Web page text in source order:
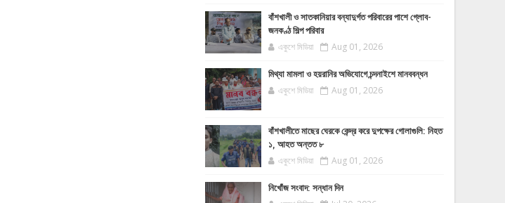
বাঁশখালী ও সাতকানিয়ার বন্যাদুর্গত পরিবারের পাশে গ্লোব-
জনকণ্ঠ শিল্প পরিবার
একুশে মিডিয়া Aug 01, 2026
মিথ্যা মামলা ও হয়রানির অভিযোগে চন্দনাইশে মানববন্ধন
একুশে মিডিয়া Aug 01, 2026
বাঁশখালীতে মাছের ঘেরকে কেন্দ্র করে দুপক্ষের গোলাগুলি: নিহত
১, আহত অন্তত ৮
একুশে মিডিয়া Aug 01, 2026
নিখোঁজ সংবাদ: সন্ধান দিন